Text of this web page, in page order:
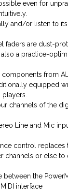
even for
and/or listen to
faders are dust-
a practice-
from
equipped
players.
channels of the
Line and Mic
control
channels or else
the
interface